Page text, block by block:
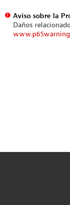
Aviso sobre la
Daños